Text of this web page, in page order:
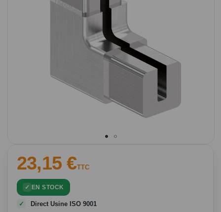
début
Galerie
d’images
23,15 €TTC
EN STOCK
Direct Usine ISO 9001